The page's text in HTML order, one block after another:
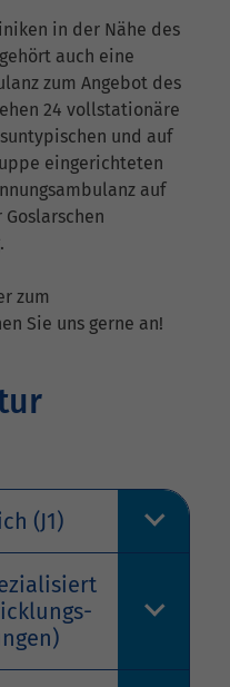
in der Nähe des
auch eine
zum Angebot des
24 vollstationäre
und auf
eingerichteten
auf
zum
Sie uns gerne an!
(J1)